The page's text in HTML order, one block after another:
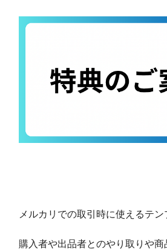
メルカリでの取引時に使えるテン
購入者や出品者とのやり取りや